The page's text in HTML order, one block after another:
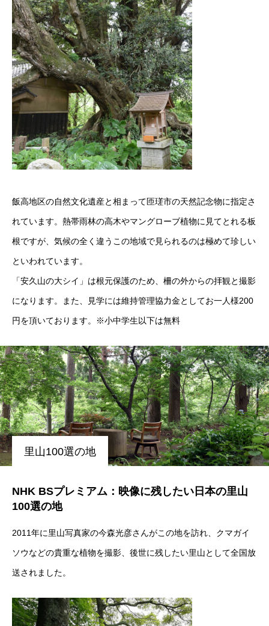
ホーム
会社情報
お問い合せ
飯高地区の自然文化遺産と相まって匝瑳市の天然記念物に指定さ
れています。熱帯雨林の高木やマングローブ植物に見てとれる板
根ですが、気候の全く違うこの地域で見られるのは極めて珍しい
といわれています。
「安久山の大シイ」は根元保護のため、柵の外からの拝観と撮影
になります。また、見学には維持管理協力金としてお一人様200
円を頂いております。※小中学生以下は無料
里山100選の地
NHK BSプレミアム：映像に残したい日本の里山
100選の地
2011年に里山写真家の今森光彦さんがこの地を訪れ、クマガイ
ソウなどの貴重な植物を撮影、後世に残したい里山として全国放
送されました。